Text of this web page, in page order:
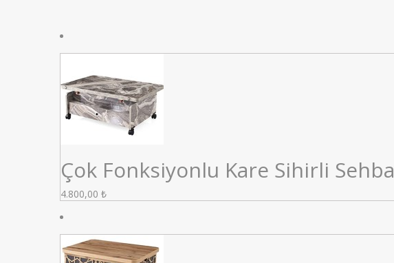
Çok Fonksiyonlu Kare Sihirli Sehba
4.800,00 ₺